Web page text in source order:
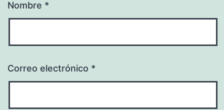
Nombre *
Correo electrónico *